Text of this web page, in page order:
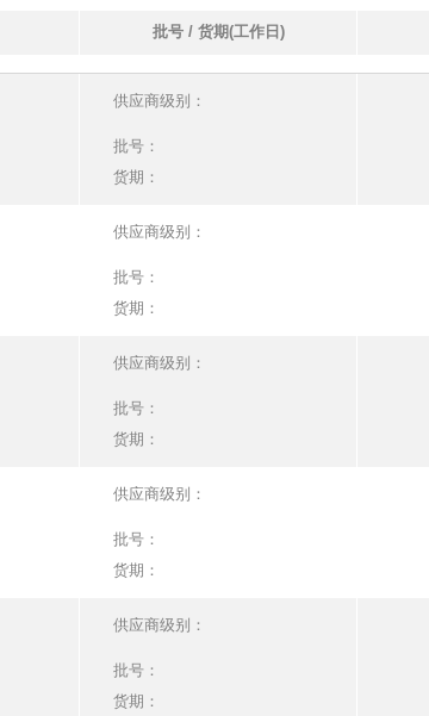
批号 / 货期(工作日)
供应商级别：
批号：
货期：
供应商级别：
批号：
货期：
供应商级别：
批号：
货期：
供应商级别：
批号：
货期：
供应商级别：
批号：
货期：